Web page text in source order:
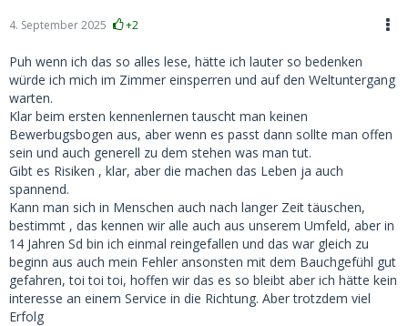
4. September 2025 +2
Puh wenn ich das so alles lese, hätte ich lauter so bedenken
würde ich mich im Zimmer einsperren und auf den Weltuntergang
warten.
Klar beim ersten kennenlernen tauscht man keinen
Bewerbugsbogen aus, aber wenn es passt dann sollte man offen
sein und auch generell zu dem stehen was man tut.
Gibt es Risiken , klar, aber die machen das Leben ja auch
spannend.
Kann man sich in Menschen auch nach langer Zeit täuschen,
bestimmt , das kennen wir alle auch aus unserem Umfeld, aber in
14 Jahren Sd bin ich einmal reingefallen und das war gleich zu
beginn aus auch mein Fehler ansonsten mit dem Bauchgefühl gut
gefahren, toi toi toi, hoffen wir das es so bleibt aber ich hätte kein
interesse an einem Service in die Richtung. Aber trotzdem viel
Erfolg